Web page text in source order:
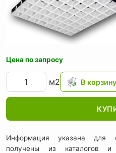
Цена по запросу
м2
Информация указана для
получены из каталогов и